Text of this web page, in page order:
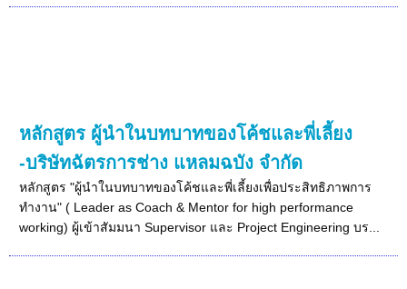
หลักสูตร ผู้นำในบทบาทของโค้ชและพี่เลี้ยง
-บริษัทฉัตรการช่าง แหลมฉบัง จำกัด
หลักสูตร "ผู้นำในบทบาทของโค้ชและพี่เลี้ยงเพื่อประสิทธิภาพการ
ทำงาน" ( Leader as Coach & Mentor for high performance
working) ผู้เข้าสัมมนา Supervisor และ Project Engineering บร...